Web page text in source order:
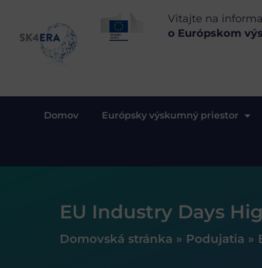
Vitajte na
o Európskom
Domov Európsky výskumný priestor
EU Industry Days
Domovská stránka » Podujatia »